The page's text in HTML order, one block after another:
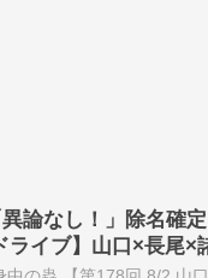
論なし！」除名確
ライブ】山口×長尾×